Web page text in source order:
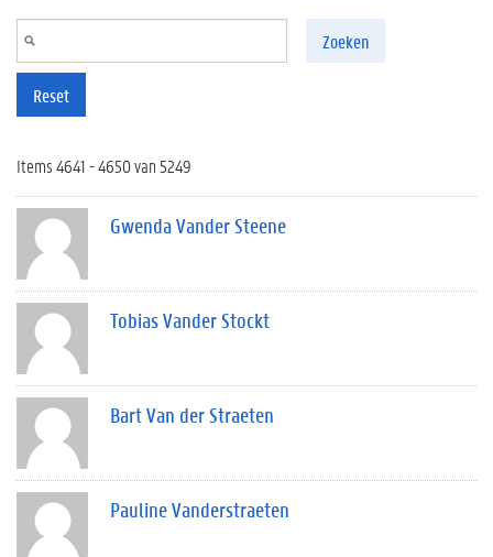
Zoeken
Reset
Items 4641 - 4650 van 5249
Gwenda Vander Steene
Tobias Vander Stockt
Bart Van der Straeten
Pauline Vanderstraeten